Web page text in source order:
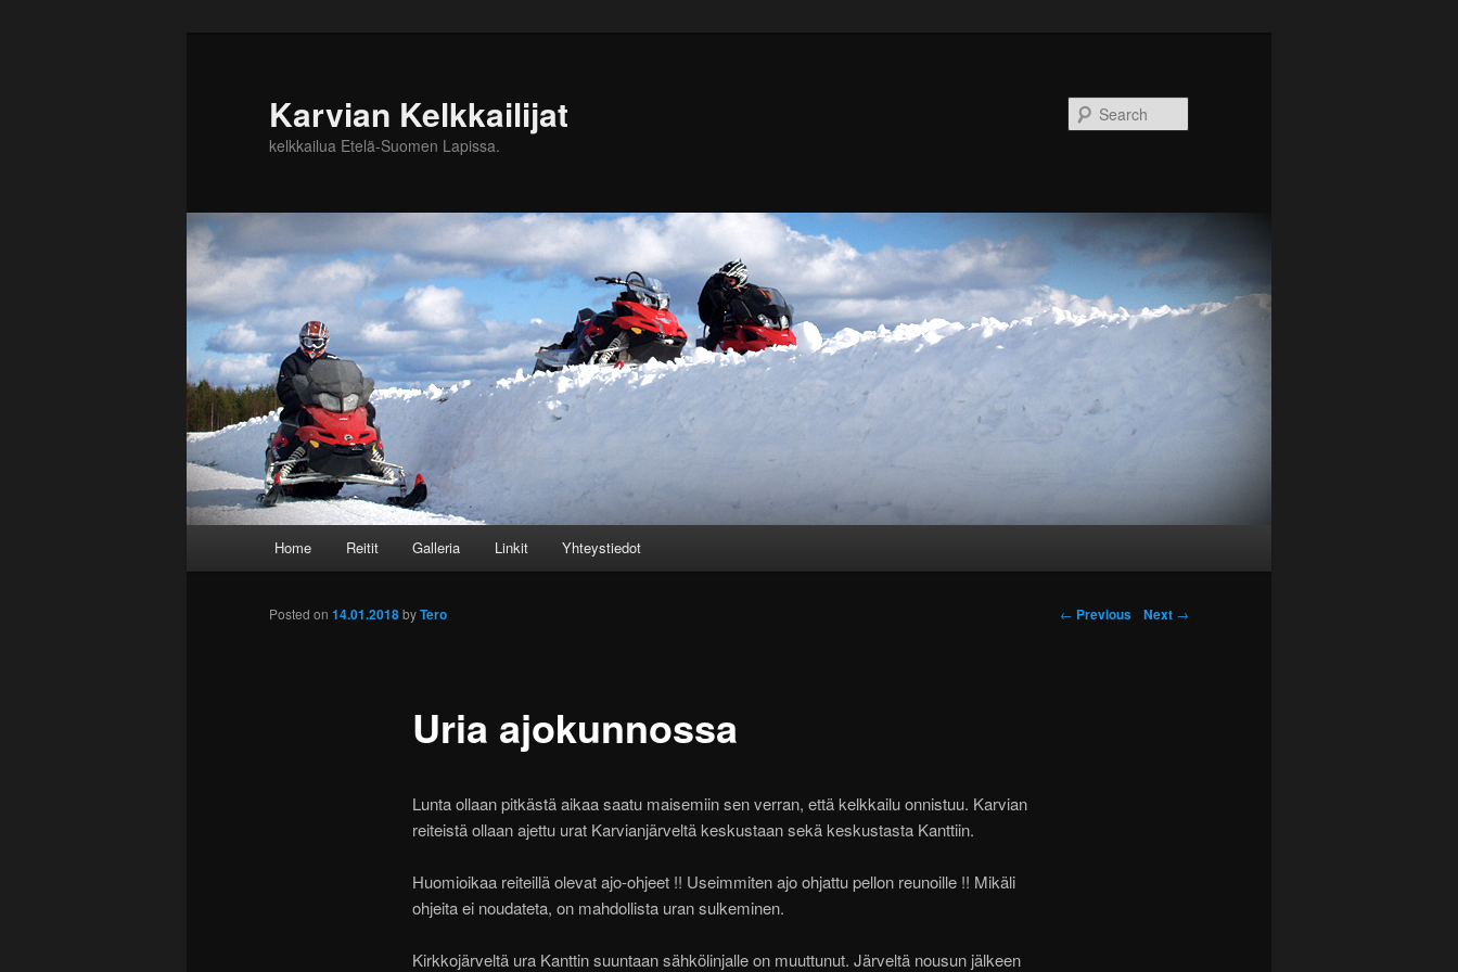
Karvian Kelkkailijat
kelkkailua Etelä-Suomen Lapissa.
Skip to primary content
Skip to secondary content
Home Reitit Galleria Linkit Yhteystiedot
Post navigation ← Previous Next →
Uria ajokunnossa
Posted on 14.01.2018byTero
Lunta ollaan pitkästä aikaa saatu maisemiin sen verran, että kelkkailu onnistuu. Karvian
reiteistä ollaan ajettu urat Karvianjärveltä keskustaan sekä keskustasta Kanttiin.
Huomioikaa reiteillä olevat ajo-ohjeet !! Useimmiten ajo ohjattu pellon reunoille !! Mikäli
ohjeita ei noudateta, on mahdollista uran sulkeminen.
Kirkkojärveltä ura Kanttin suuntaan sähkölinjalle on muuttunut. Järveltä nousun jälkeen